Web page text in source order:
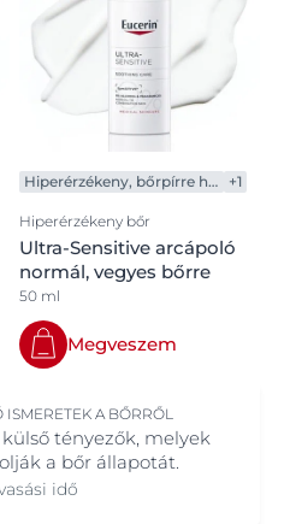
Hiperérzékeny, bőrpírre hajlamos bőr +1
Hiperérzékeny bőr
Ultra-Sensitive arcápoló
normál, vegyes bőrre
50 ml
Megveszem
ISMERETEK A BŐRRŐL
külső tényezők, melyek
a bőr állapotát.
idő